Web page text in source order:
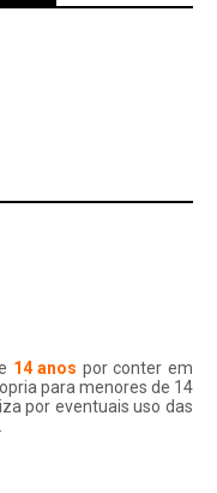
14 anos por conter em
para menores de 14
por eventuais uso das